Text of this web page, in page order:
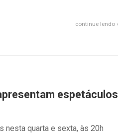
continue lendo
espetáculos
nesta quarta e sexta, às 20h